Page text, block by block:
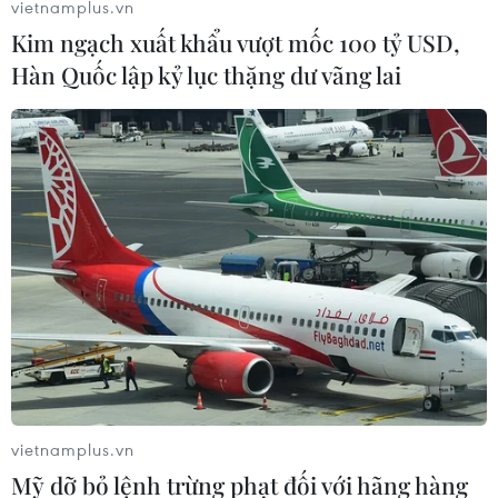
03/08/2026 03:55
EU chính thức áp dụng quy định gắn
nhãn nội dung do AI tạo ra
03/08/2026 03:11
Hy Lạp: Hai trực thăng va chạm khi
chữa cháy rừng, 2 phi công thiệt
mạng
03/08/2026 01:39
Giáo hoàng Leo XIV ban hành hiến
pháp mới Thành quốc Vatican
vietnamplus.vn
Kim ngạch xuất khẩu vượt mốc 100 tỷ USD,
Hàn Quốc lập kỷ lục thặng dư vãng lai
vietnamplus.vn
Mỹ dỡ bỏ lệnh trừng phạt đối với hãng hàng